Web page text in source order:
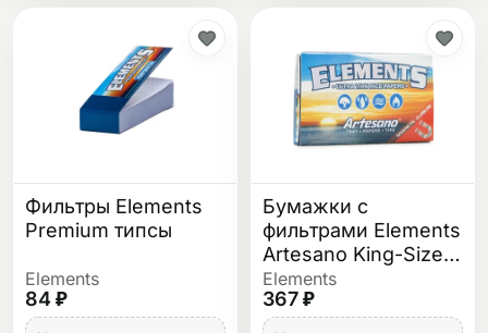
Фильтры Elements
Premium типсы
Elements
84 ₽
Бумажки с
фильтрами Elements
Artesano King-Size
Slim
Elements
367 ₽